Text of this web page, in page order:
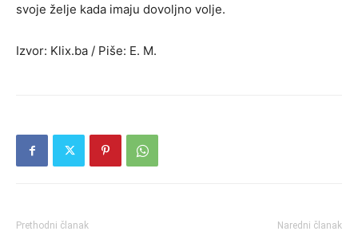
svoje želje kada imaju dovoljno volje.
Izvor: Klix.ba / Piše: E. M.
Prethodni članak Naredni članak